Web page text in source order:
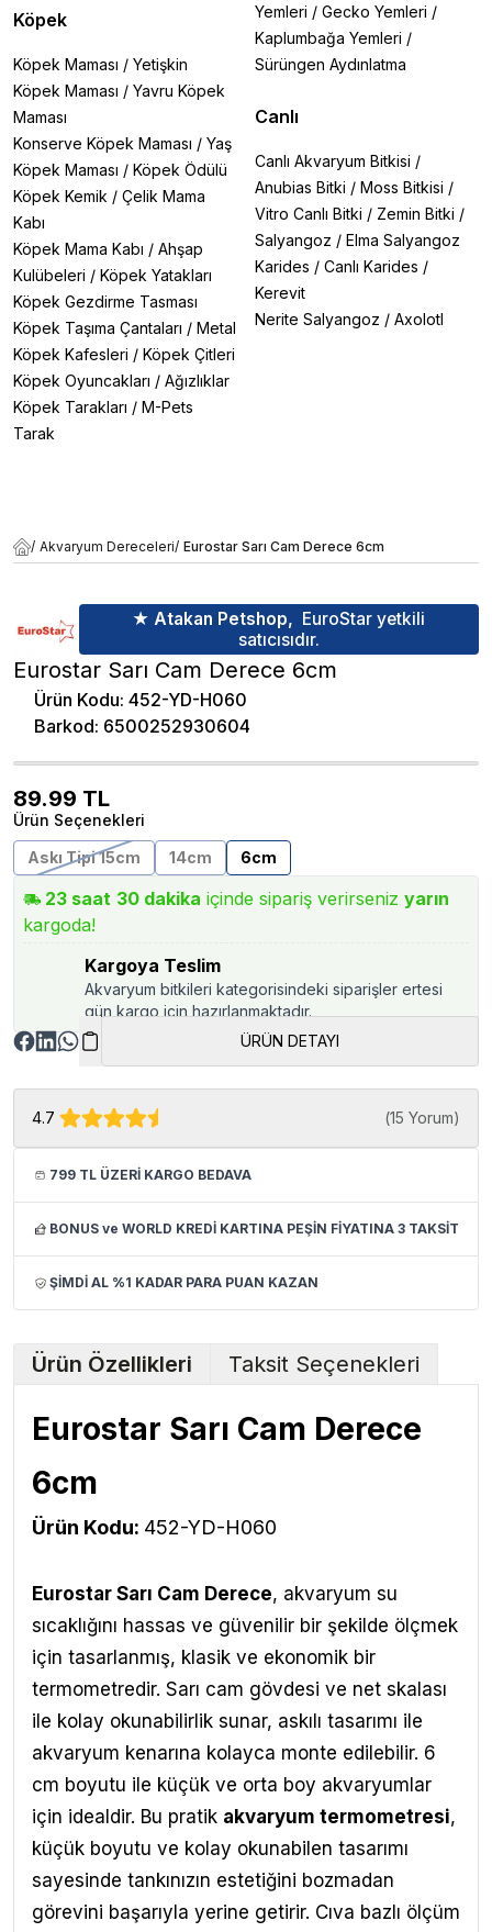
Köpek
Köpek Maması / Yetişkin
Köpek Maması / Yavru Köpek
Maması
Konserve Köpek Maması / Yaş
Köpek Maması / Köpek Ödülü
Köpek Kemik / Çelik Mama
Kabı
Köpek Mama Kabı / Ahşap
Kulübeleri / Köpek Yatakları
Köpek Gezdirme Tasması
Köpek Taşıma Çantaları / Metal
Köpek Kafesleri / Köpek Çitleri
Köpek Oyuncakları / Ağızlıklar
Köpek Tarakları / M-Pets
Tarak
Yemleri / Gecko Yemleri /
Kaplumbağa Yemleri /
Sürüngen Aydınlatma
Canlı
Canlı Akvaryum Bitkisi /
Anubias Bitki / Moss Bitkisi /
Vitro Canlı Bitki / Zemin Bitki /
Salyangoz / Elma Salyangoz
Karides / Canlı Karides /
Kerevit
Nerite Salyangoz / Axolotl
/ Akvaryum Dereceleri/ Eurostar Sarı Cam Derece 6cm
★ Atakan Petshop, EuroStar yetkili
satıcısıdır.
Eurostar Sarı Cam Derece 6cm
Ürün Kodu: 452-YD-H060
Barkod: 6500252930604
89.99 TL
Ürün Seçenekleri
Askı Tipi 15cm
14cm 6cm
23 saat 30 dakika içinde sipariş verirseniz yarın
kargoda!
Kargoya Teslim
Akvaryum bitkileri kategorisindeki siparişler ertesi
gün kargo için hazırlanmaktadır.
ÜRÜN DETAYI
4.7 (15 Yorum)
799 TL ÜZERİ KARGO BEDAVA
BONUS ve WORLD KREDİ KARTINA PEŞİN FİYATINA 3 TAKSİT
ŞİMDİ AL %1 KADAR PARA PUAN KAZAN
Ürün Özellikleri Taksit Seçenekleri
Eurostar Sarı Cam Derece
6cm
Ürün Kodu: 452-YD-H060
Eurostar Sarı Cam Derece, akvaryum su
sıcaklığını hassas ve güvenilir bir şekilde ölçmek
için tasarlanmış, klasik ve ekonomik bir
termometredir. Sarı cam gövdesi ve net skalası
ile kolay okunabilirlik sunar, askılı tasarımı ile
akvaryum kenarına kolayca monte edilebilir. 6
cm boyutu ile küçük ve orta boy akvaryumlar
için idealdir. Bu pratik akvaryum termometresi,
küçük boyutu ve kolay okunabilen tasarımı
sayesinde tankınızın estetiğini bozmadan
görevini başarıyla yerine getirir. Cıva bazlı ölçüm